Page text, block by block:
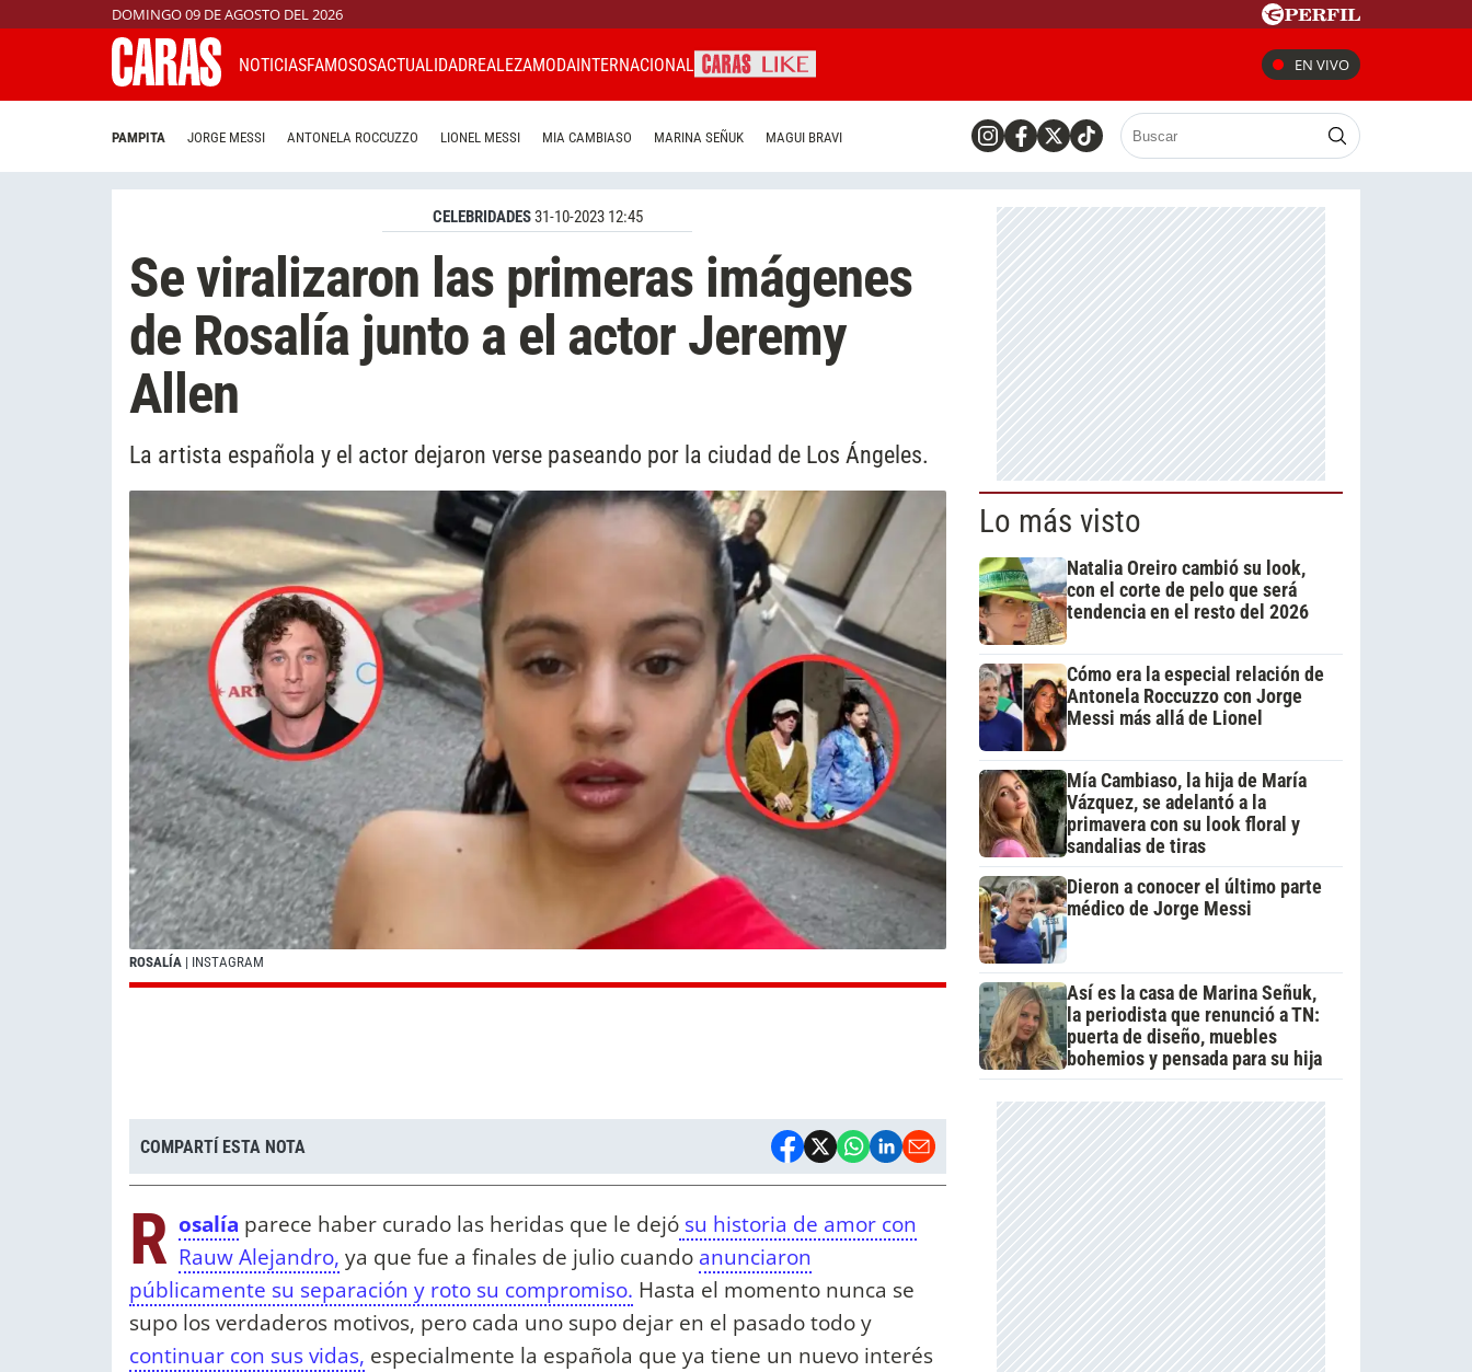
DOMINGO 09 DE AGOSTO DEL 2026
NOTICIASFAMOSOSACTUALIDADREALEZAMODAINTERNACIONAL EN VIVO
PAMPITA JORGE MESSI ANTONELA ROCCUZZO LIONEL MESSI MIA CAMBIASO MARINA SEÑUK MAGUI BRAVI
CELEBRIDADES31-10-2023 12:45
Se viralizaron las primeras imágenes
de Rosalía junto a el actor Jeremy
Allen
La artista española y el actor dejaron verse paseando por la ciudad de Los Ángeles.
ROSALÍA | INSTAGRAM
COMPARTÍ ESTA NOTA
R osalía parece haber curado las heridas que le dejó su historia de amor con
Rauw Alejandro, ya que fue a finales de julio cuando anunciaron
públicamente su separación y roto su compromiso. Hasta el momento nunca se
supo los verdaderos motivos, pero cada uno supo dejar en el pasado todo y
continuar con sus vidas, especialmente la española que ya tiene un nuevo interés
Lo más visto
Natalia Oreiro cambió su look,
con el corte de pelo que será
tendencia en el resto del 2026
Cómo era la especial relación de
Antonela Roccuzzo con Jorge
Messi más allá de Lionel
Mía Cambiaso, la hija de María
Vázquez, se adelantó a la
primavera con su look floral y
sandalias de tiras
Dieron a conocer el último parte
médico de Jorge Messi
Así es la casa de Marina Señuk,
la periodista que renunció a TN:
puerta de diseño, muebles
bohemios y pensada para su hija